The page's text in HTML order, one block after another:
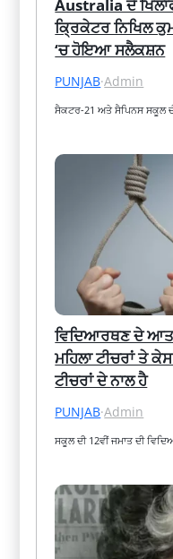
Australia ਦੇ
ਕ੍ਰਿਕੇਟਰ ਨਿਖਿਲ
‘ਚ ਹੋਇਆ ਸਲੈਕਸ਼ਨ
PUNJAB·Admin
ਸੈਕਟਰ-21 ਅਤੇ ਸੈਪਿਨਸ ਸਕੂਲ
ਵਿਦਿਆਰਥਣ ਦੇ
ਮਹਿਲਾ ਟੀਚਰਾਂ ਤੇ
ਟੀਚਰਾਂ ਦੇ ਨਾਲ ਹੈ
PUNJAB·Admin
ਸਕੂਲ ਦੀ 12ਵੀਂ ਜਮਾਤ ਦੀ